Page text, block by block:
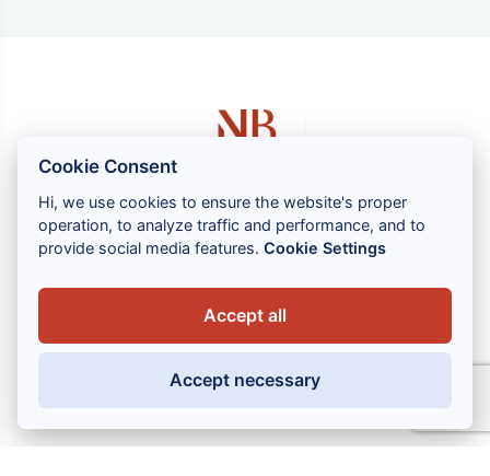
1 rue Louis GASSIN - 06300 NICE
Våra tjänster
Användbara länkar
Cookie Consent
Hi, we use cookies to ensure the website's proper
operation, to analyze traffic and performance, and to
provide social media features.Cookie Settings
Accept all
Accept necessary